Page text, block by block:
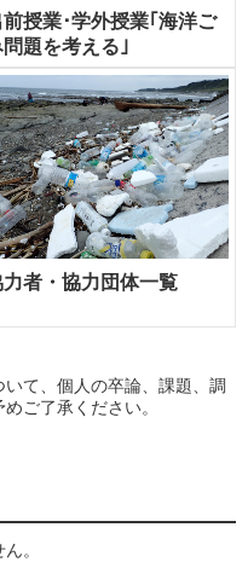
前授業･学外授業｢海洋ご
題を考える｣
力者・協力団体一覧
て、個人の卒論、課題、調
ご了承ください。
。